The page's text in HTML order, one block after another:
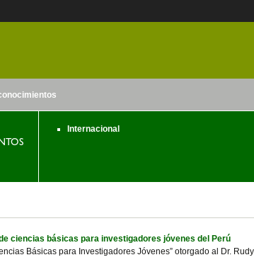
Internacional
ciencias básicas para investigadores jóvenes del Perú
Básicas para Investigadores Jóvenes” otorgado al Dr.